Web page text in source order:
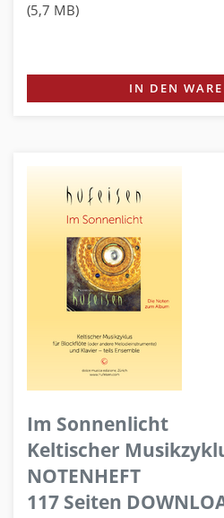
(5,7 MB)
IN DEN
Im Sonnenlicht
Keltischer
NOTENHEFT
117 Seiten